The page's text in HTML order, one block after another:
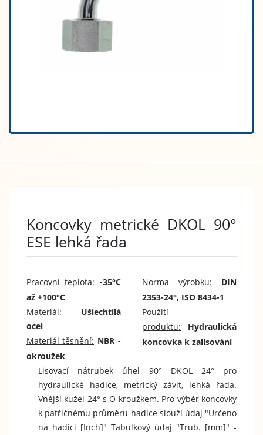
Koncovky metrické DKOL 90°
ESE lehká řada
Pracovní teplota: -35°C
až +100°C
Materiál:
Ušlechtilá
ocel
Materiál těsnění: NBR -
okroužek
Norma výrobku:
DIN
2353-24°, ISO 8434-1
Použití
produktu:
Hydraulická
koncovka k zalisování
Lisovací nátrubek úhel 90° DKOL 24° pro
hydraulické hadice, metrický závit, lehká řada.
Vnější kužel 24° s O-kroužkem. Pro výběr koncovky
k patřičnému průměru hadice slouží údaj "Určeno
na hadici [Inch]" Tabulkový údaj "Trub. [mm]" -